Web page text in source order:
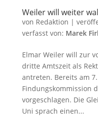
Weiler will weiter
von Redaktion |
verfasst von: Marek
Elmar Weiler will zur
dritte Amtszeit als
antreten. Bereits am
Findungskommission
vorgeschlagen. Die
Uni sprach einen...